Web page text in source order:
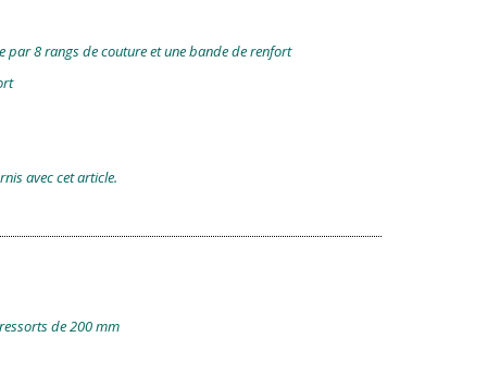
par 8 rangs de couture et une bande de renfort
avec cet article.
de 200 mm